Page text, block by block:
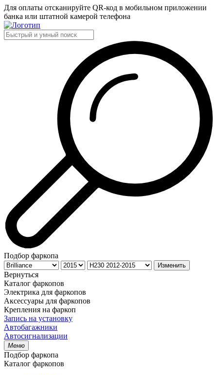
Для оплаты отсканируйте QR-код в мобильном приложении
банка или штатной камерой телефона
Подбор фаркопа
Изменить
Вернуться
Каталог фаркопов
Электрика для фаркопов
Аксессуары для фаркопов
Крепления на фаркоп
Запись на установку
Автобагажники
Автосигнализации
Меню
Подбор фаркопа
Каталог фаркопов